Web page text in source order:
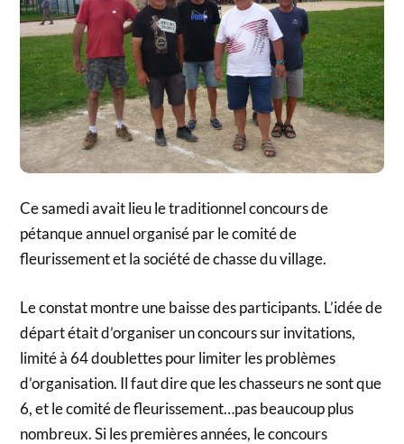
Ce samedi avait lieu le traditionnel concours de
pétanque annuel organisé par le comité de
fleurissement et la société de chasse du village.
Le constat montre une baisse des participants. L’idée de
départ était d’organiser un concours sur invitations,
limité à 64 doublettes pour limiter les problèmes
d’organisation. Il faut dire que les chasseurs ne sont que
6, et le comité de fleurissement…pas beaucoup plus
nombreux. Si les premières années, le concours